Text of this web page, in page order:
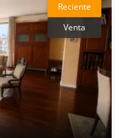
Reciente
Venta